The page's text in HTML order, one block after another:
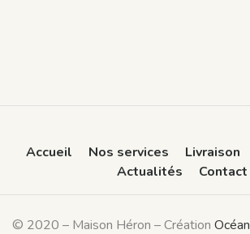
Accueil Nos services Livraison
Actualités
Contact
© 2020 – Maison Héron – Création Océan